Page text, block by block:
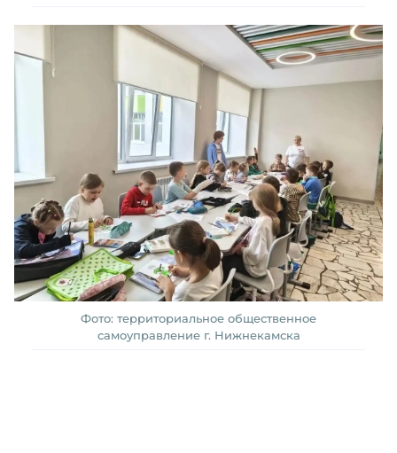
Фото: территориальное общественное
самоуправление г. Нижнекамска